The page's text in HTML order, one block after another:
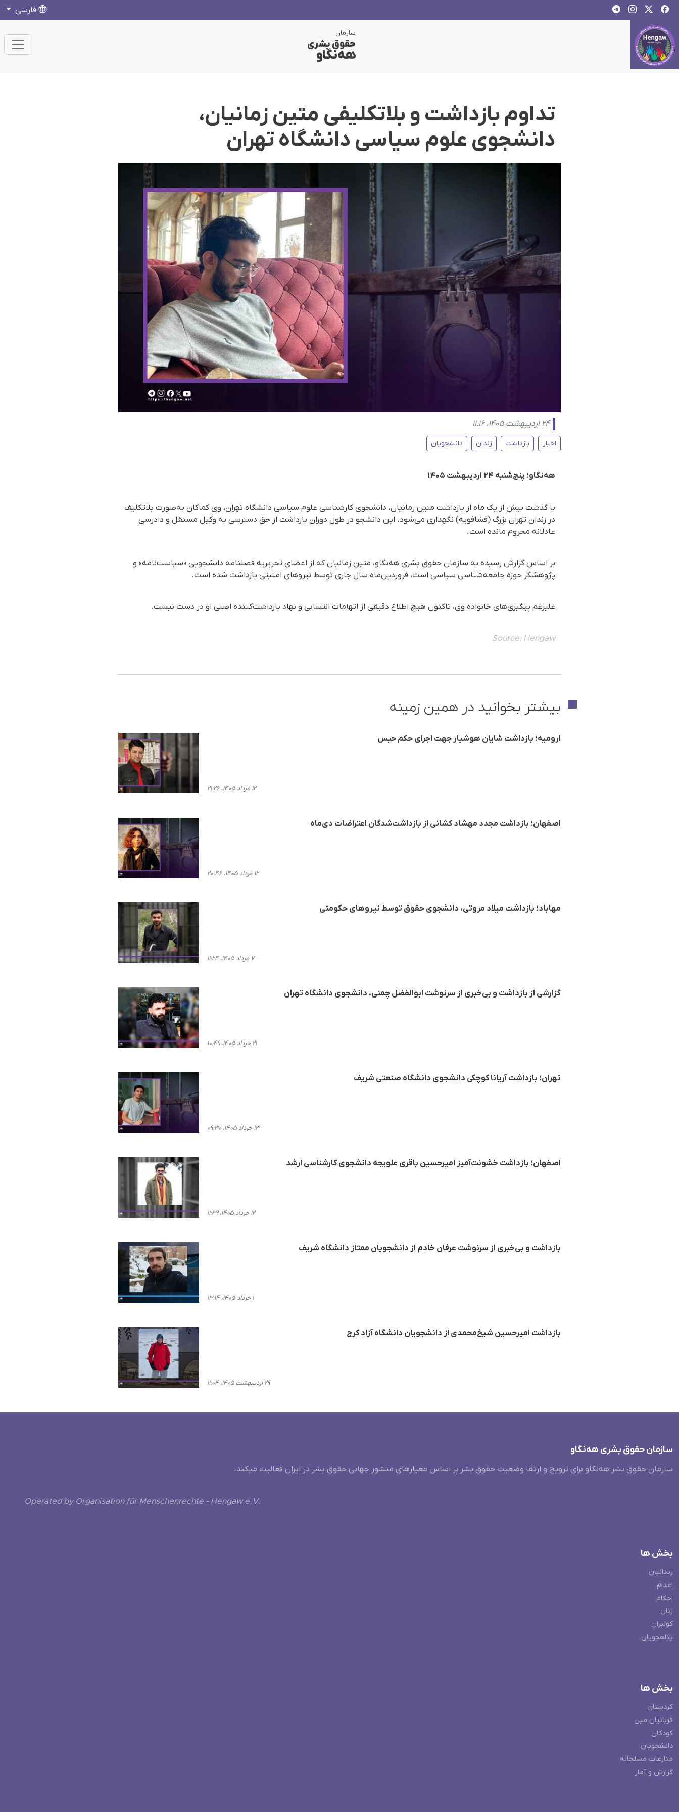
فارسی
سازمان
حقوق بشری
هەنگاو
تداوم بازداشت و بلاتکلیفی متین زمانیان،
دانشجوی علوم سیاسی دانشگاه تهران
۲۴ اردیبهشت ۱۴۰۵، ۱۱:۱۶
اخبار بازداشت زندان دانشجویان
هه‌نگاو؛ پنج‌شنبه ۲۴ اردیبهشت ۱۴۰۵
با گذشت بیش از یک ماه از بازداشت متین زمانیان، دانشجوی کارشناسی علوم سیاسی دانشگاه تهران، وی کماکان به‌صورت بلاتکلیف
در زندان تهران بزرگ (فشافویه) نگهداری می‌شود. این دانشجو در طول دوران بازداشت از حق دسترسی به وکیل مستقل و دادرسی
عادلانه محروم مانده است.
بر اساس گزارش رسیده به سازمان حقوق بشری هه‌نگاو، متین زمانیان که از اعضای تحریریه فصلنامه دانشجویی «سیاست‌نامه» و
پژوهشگر حوزه جامعه‌شناسی سیاسی است، فروردین‌ماه سال جاری توسط نیروهای امنیتی بازداشت شده است.
علیرغم پیگیری‌های خانواده وی، تاکنون هیچ اطلاع دقیقی از اتهامات انتسابی و نهاد بازداشت‌کننده اصلی او در دست نیست.
Source: Hengaw
بیشتر بخوانید در همین زمینه
ارومیه؛ بازداشت شایان هوشیار جهت اجرای حکم حبس
۱۲ مرداد ۱۴۰۵، ۲۱:۲۶
اصفهان؛ بازداشت مجدد مهشاد کشانی از بازداشت‌شدگان اعتراضات دی‌ماه
۱۲ مرداد ۱۴۰۵، ۲۰:۴۶
مهاباد؛ بازداشت میلاد مروتی، دانشجوی حقوق توسط نیروهای حکومتی
۷ مرداد ۱۴۰۵، ۱۱:۲۴
گزارشی از بازداشت و بی‌خبری از سرنوشت ابوالفضل چمنی، دانشجوی دانشگاه تهران
۲۱ خرداد ۱۴۰۵، ۱۰:۴۹
تهران؛ بازداشت آریانا کوچکی دانشجوی دانشگاه صنعتی شریف
۱۳ خرداد ۱۴۰۵، ۰۹:۳۰
اصفهان؛ بازداشت خشونت‌آمیز امیرحسین باقری علویجه دانشجوی کارشناسی ارشد
۱۲ خرداد ۱۴۰۵، ۱۱:۳۹
بازداشت و بی‌خبری از سرنوشت عرفان خادم از دانشجویان ممتاز دانشگاه شریف
۱ خرداد ۱۴۰۵، ۱۳:۱۴
بازداشت امیرحسین شیخ‌محمدی از دانشجویان دانشگاه آزاد کرج
۲۹ اردیبهشت ۱۴۰۵، ۱۱:۰۴
سازمان حقوق بشری هەنگاو
سازمان حقوق بشر هه‌نگاو برای ترویج و ارتقا وضعیت حقوق بشر بر اساس معیارهای منشور جهانی حقوق بشر در ایران فعالیت میکند.
Operated by Organisation für Menschenrechte - Hengaw e.V.
بخش ها
زندانیان
اعدام
احکام
زنان
کولبران
پناهجویان
بخش ها
کردستان
قربانیان مین
کودکان
دانشجویان
منازعات مسلحانه
گزارش و آمار